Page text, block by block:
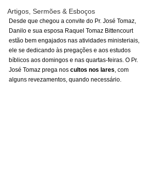
Artigos, Sermões & Esboços
Desde que chegou a convite do Pr. José Tomaz,
Danilo e sua esposa Raquel Tomaz Bittencourt
estão bem engajados nas atividades ministeriais,
ele se dedicando às pregações e aos estudos
bíblicos aos domingos e nas quartas-feiras. O Pr.
José Tomaz prega nos cultos nos lares , com
alguns revezamentos, quando necessário.